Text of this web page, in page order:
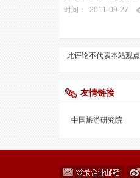
时间： 2011-09-27
此评论不代表本站观点
友情链接
中国旅游研究院